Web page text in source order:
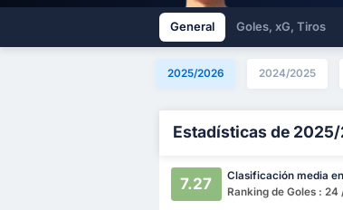
General Goles, xG, Tiros
2025/2026 2024/2025
Estadísticas de
7.27
Clasificación media
Ranking de Goles : 24